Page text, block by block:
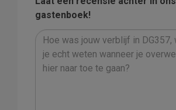
gastenboek!